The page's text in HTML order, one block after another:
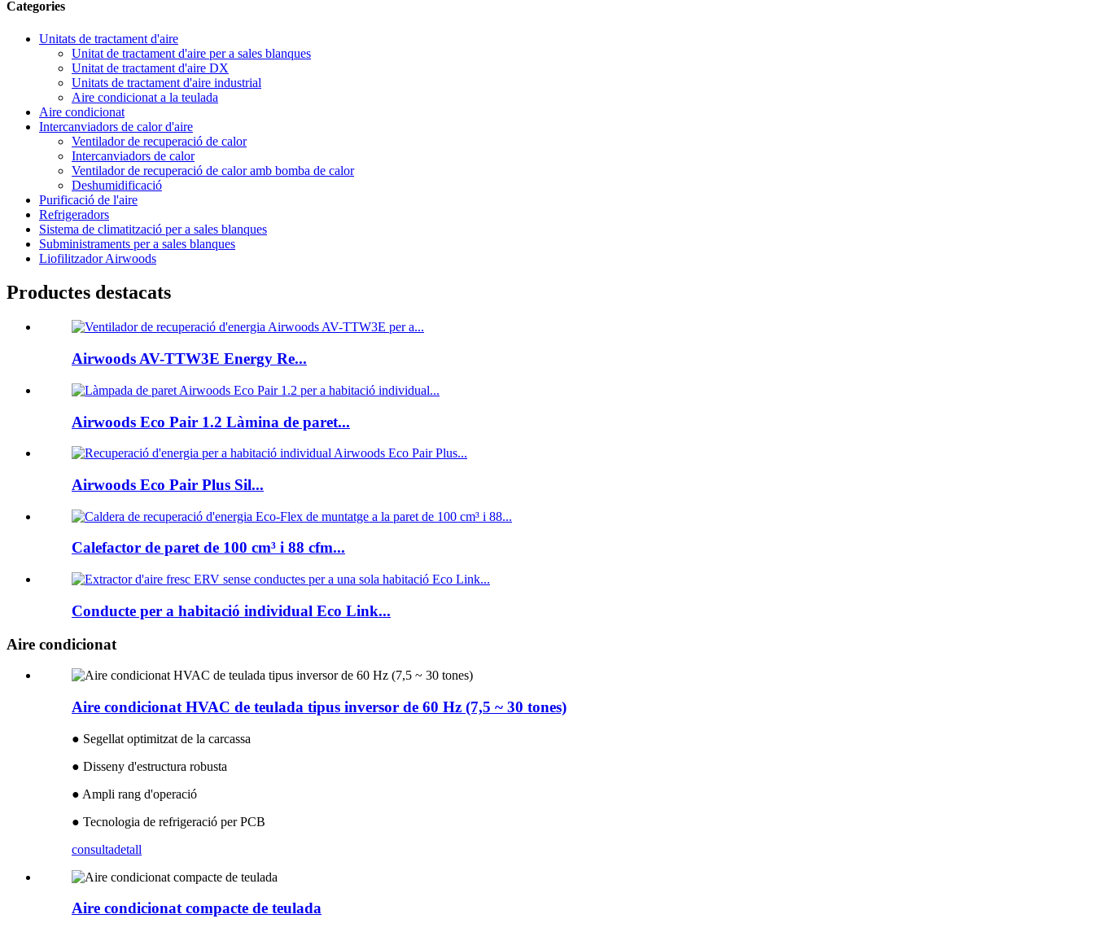
Categories
Unitats de tractament d'aire
Unitat de tractament d'aire per a sales blanques
Unitat de tractament d'aire DX
Unitats de tractament d'aire industrial
Aire condicionat a la teulada
Aire condicionat
Intercanviadors de calor d'aire
Ventilador de recuperació de calor
Intercanviadors de calor
Ventilador de recuperació de calor amb bomba de calor
Deshumidificació
Purificació de l'aire
Refrigeradors
Sistema de climatització per a sales blanques
Subministraments per a sales blanques
Liofilitzador Airwoods
Productes destacats
Airwoods AV-TTW3E Energy Re...
Airwoods Eco Pair 1.2 Làmina de paret...
Airwoods Eco Pair Plus Sil...
Calefactor de paret de 100 cm³ i 88 cfm...
Conducte per a habitació individual Eco Link...
Aire condicionat
Aire condicionat HVAC de teulada tipus inversor de 60 Hz (7,5 ~ 30 tones)
● Segellat optimitzat de la carcassa
● Disseny d'estructura robusta
● Ampli rang d'operació
● Tecnologia de refrigeració per PCB
consultadetall
Aire condicionat compacte de teulada